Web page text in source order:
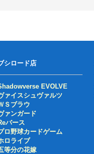
シロード店
EVOLVE
ァイスシュヴァルツ
Ｓブラウ
ァンガード
バース
ロ野球カードゲーム
ロライブ
等分の花嫁